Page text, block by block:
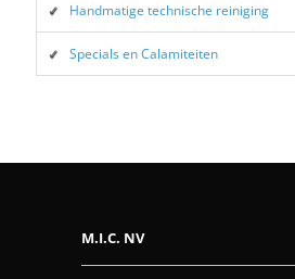
Handmatige technische reiniging
Specials en Calamiteiten
M.I.C. NV